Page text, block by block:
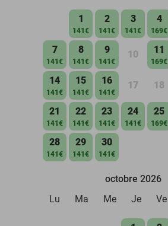
1
141€
2
141€
3
141€
4
169€
7
141€
8
141€
9
141€
10 11
169€
14
141€
15
141€
16
141€
17 18
21
141€
22
141€
23
141€
24
141€
25
169€
28
141€
29
141€
30
141€
octobre 2026
Lu
Ma Me Je Ve